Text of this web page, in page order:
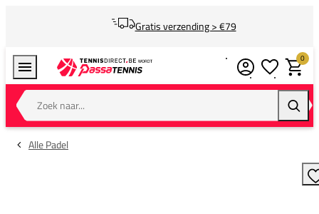
Gratis verzending > €79
Zoek naar...
0
Alle Padel